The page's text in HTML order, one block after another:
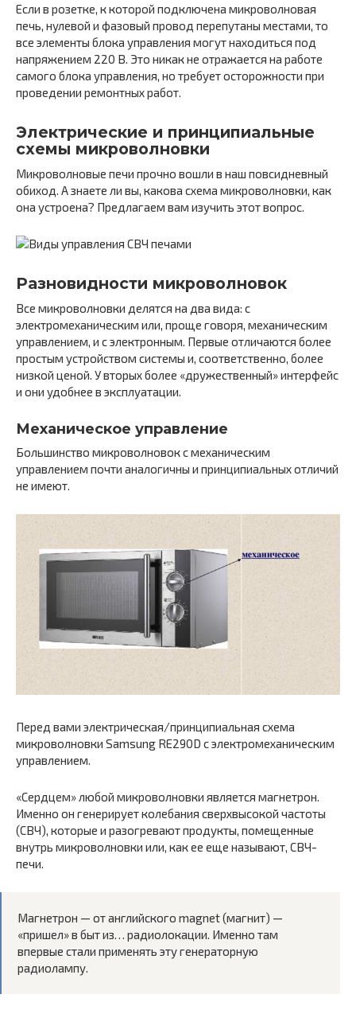
Если в розетке, к которой подключена микроволновая
печь, нулевой и фазовый провод перепутаны местами, то
все элементы блока управления могут находиться под
напряжением 220 В. Это никак не отражается на работе
самого блока управления, но требует осторожности при
проведении ремонтных работ.
Электрические и принципиальные
схемы микроволновки
Микроволновые печи прочно вошли в наш повсидневный
обиход. А знаете ли вы, какова схема микроволновки, как
она устроена? Предлагаем вам изучить этот вопрос.
Разновидности микроволновок
Все микроволновки делятся на два вида: с
электромеханическим или, проще говоря, механическим
управлением, и с электронным. Первые отличаются более
простым устройством системы и, соответственно, более
низкой ценой. У вторых более «дружественный» интерфейс
и они удобнее в эксплуатации.
Механическое управление
Большинство микроволновок с механическим
управлением почти аналогичны и принципиальных отличий
не имеют.
Перед вами электрическая/принципиальная схема
микроволновки Samsung RE290D с электромеханическим
управлением.
«Сердцем» любой микроволновки является магнетрон.
Именно он генерирует колебания сверхвысокой частоты
(СВЧ), которые и разогревают продукты, помещенные
внутрь микроволновки или, как ее еще называют, СВЧ-
печи.
Магнетрон — от английского magnet (магнит) —
«пришел» в быт из… радиолокации. Именно там
впервые стали применять эту генераторную
радиолампу.